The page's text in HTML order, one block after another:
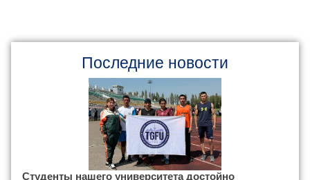
Последние новости
Студенты нашего университета достойно